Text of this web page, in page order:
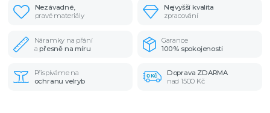
Nezávadné,
pravé materiály
Nejvyšší kvalita
zpracování
Náramky na přání
apřesně na míru
Garance
100% spokojenosti
Přispíváme na
ochranu velryb
Doprava ZDARMA
nad 1500 Kč